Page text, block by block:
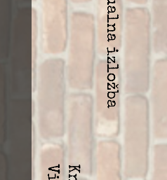
Virtualna izložba